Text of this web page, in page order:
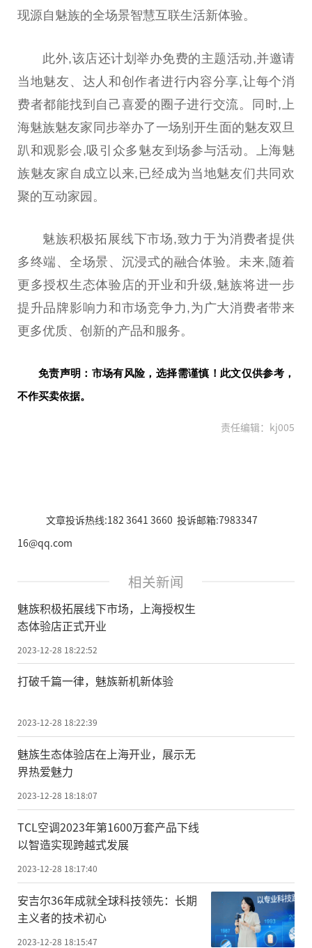
现源自魅族的全场景智慧互联生活新体验。
此外,该店还计划举办免费的主题活动,并邀请
当地魅友、达人和创作者进行内容分享,让每个消
费者都能找到自己喜爱的圈子进行交流。同时,上
海魅族魅友家同步举办了一场别开生面的魅友双旦
趴和观影会,吸引众多魅友到场参与活动。上海魅
族魅友家自成立以来,已经成为当地魅友们共同欢
聚的互动家园。
魅族积极拓展线下市场,致力于为消费者提供
多终端、全场景、沉浸式的融合体验。未来,随着
更多授权生态体验店的开业和升级,魅族将进一步
提升品牌影响力和市场竞争力,为广大消费者带来
更多优质、创新的产品和服务。
免责声明：市场有风险，选择需谨慎！此文仅供参考，
不作买卖依据。
责任编辑：kj005
文章投诉热线:182 3641 3660 投诉邮箱:7983347
16@qq.com
相关新闻
魅族积极拓展线下市场，上海授权生
态体验店正式开业
2023-12-28 18:22:52
打破千篇一律，魅族新机新体验
2023-12-28 18:22:39
魅族生态体验店在上海开业，展示无
界热爱魅力
2023-12-28 18:18:07
TCL空调2023年第1600万套产品下线
以智造实现跨越式发展
2023-12-28 18:17:40
安吉尔36年成就全球科技领先：长期
主义者的技术初心
2023-12-28 18:15:47